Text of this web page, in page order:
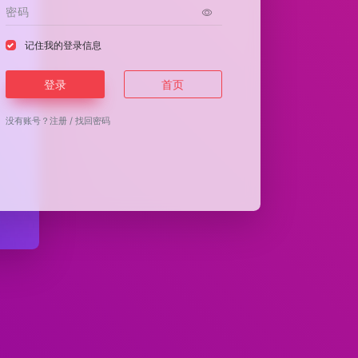
记住我的登录信息
登录 首页
没有账号？注册 /找回密码